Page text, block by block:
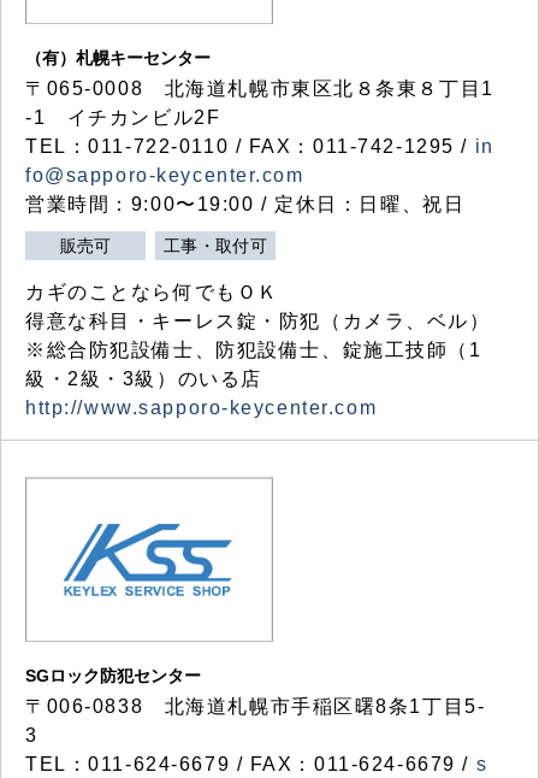
（有）札幌キーセンター
〒065-0008 北海道札幌市東区北８条東８丁目1
-1 イチカンビル2F
TEL：011-722-0110 / FAX：011-742-1295 / in
fo@sapporo-keycenter.com
営業時間：9:00〜19:00 / 定休日：日曜、祝日
販売可 工事・取付可
カギのことなら何でもＯＫ
得意な科目・キーレス錠・防犯（カメラ、ベル）
※総合防犯設備士、防犯設備士、錠施工技師（1
級・2級・3級）のいる店
http://www.sapporo-keycenter.com
SGロック防犯センター
〒006-0838 北海道札幌市手稲区曙8条1丁目5-
3
TEL：011-624-6679 / FAX：011-624-6679 / s